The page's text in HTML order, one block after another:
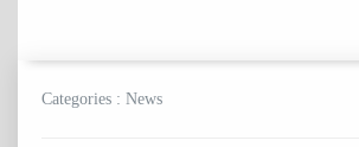
Categories : News